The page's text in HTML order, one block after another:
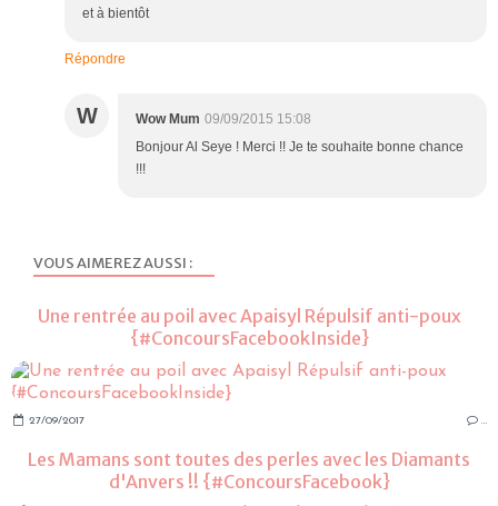
et à bientôt
Répondre
W Wow Mum 09/09/2015 15:08
Bonjour Al Seye ! Merci !! Je te souhaite bonne chance
!!!
VOUS AIMEREZ AUSSI :
Une rentrée au poil avec Apaisyl Répulsif anti-poux
{#ConcoursFacebookInside}
27/09/2017 …
Les Mamans sont toutes des perles avec les Diamants
d'Anvers !! {#ConcoursFacebook}